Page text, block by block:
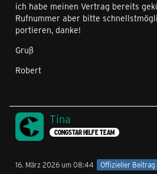
ich habe meinen Vertrag bereits
Rufnummer aber bitte
portieren, danke!
Gruß
Robert
Tina
CONGSTAR HILFE TEAM
16. März 2026 um 08:44 Offizieller Beitrag